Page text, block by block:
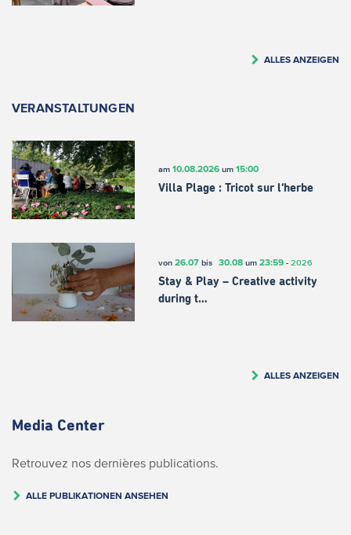
ALLES ANZEIGEN
VERANSTALTUNGEN
am 10.08.2026um 15:00
Villa Plage : Tricot sur l’herbe
von 26.07bis 30.08um 23:59- 2026
Stay & Play – Creative activity
during t…
ALLES ANZEIGEN
Media Center
Retrouvez nos dernières publications.
ALLE PUBLIKATIONEN ANSEHEN